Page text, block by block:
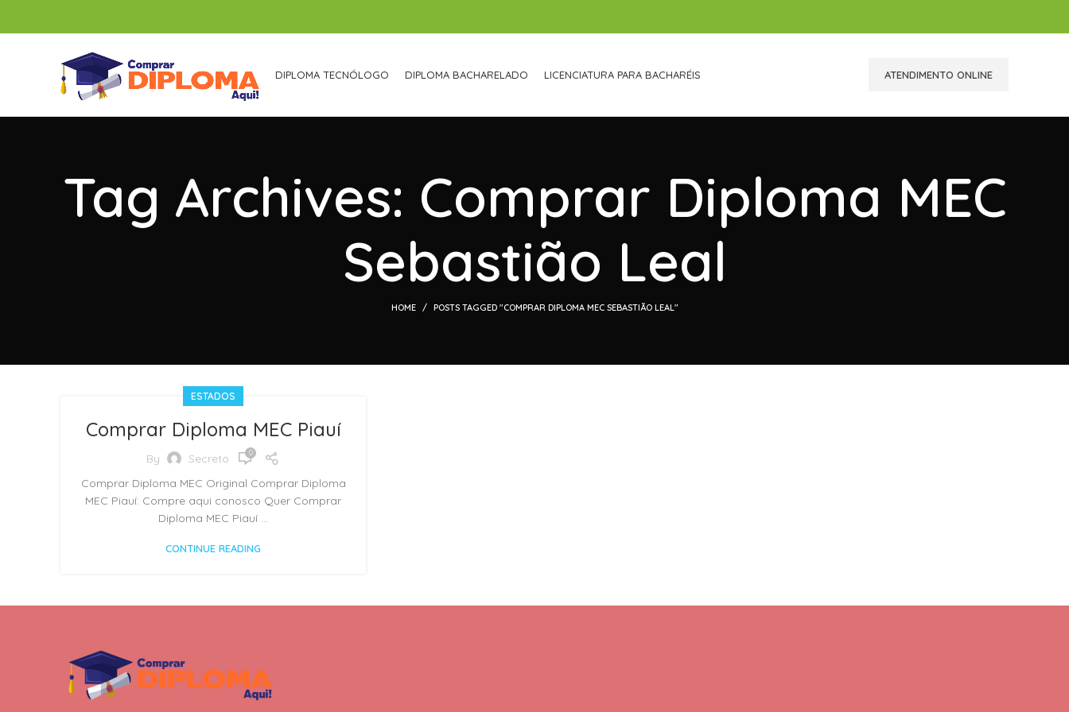
DIPLOMA TECNÓLOGO DIPLOMA BACHARELADO LICENCIATURA PARA BACHARÉIS ATENDIMENTO ONLINE
Tag Archives: Comprar Diploma MEC
Sebastião Leal
HOME POSTS TAGGED "COMPRAR DIPLOMA MEC SEBASTIÃO LEAL"
ESTADOS
Comprar Diploma MEC Piauí
By Secreto 0
Comprar Diploma MEC Original Comprar Diploma
MEC Piauí: Compre aqui conosco Quer Comprar
Diploma MEC Piauí ...
CONTINUE READING